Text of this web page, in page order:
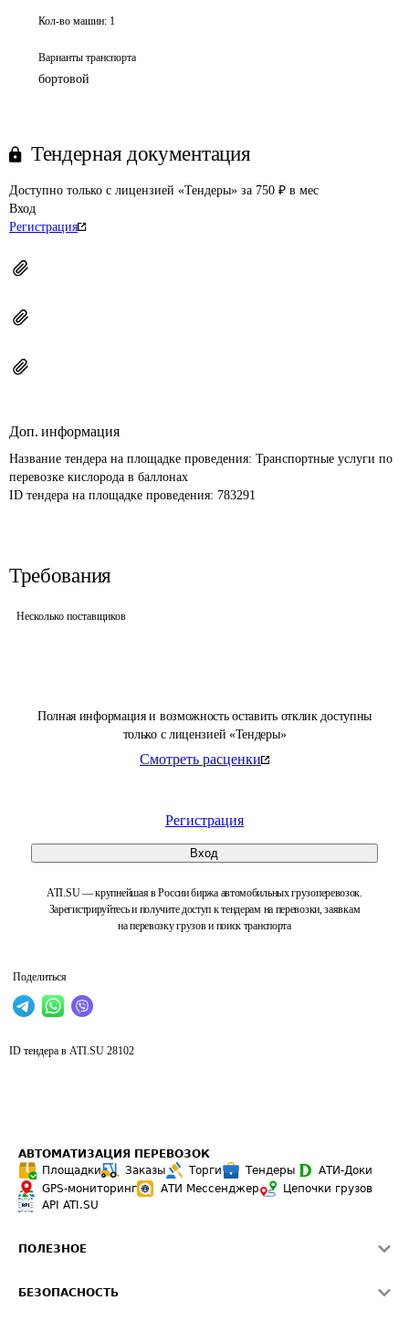
Полная информация и возможность оставить отклик доступны
только с лицензией «Тендеры»
Смотреть расценки
Регистрация
Вход
ATI.SU — крупнейшая в России биржа автомобильных грузоперевозок.
Зарегистрируйтесь и получите доступ к тендерам на перевозки, заявкам
на перевозку грузов и поиск транспорта
Поделиться
Кол-во машин: 1
Варианты транспорта
бортовой
Тендерная документация
Доступно только с лицензией «Тендеры» за 750 ₽ в мес
Вход
Регистрация
Доп. информация
Название тендера на площадке проведения: Транспортные услуги по
перевозке кислорода в баллонах
ID тендера на площадке проведения: 783291
Требования
Несколько поставщиков
ID тендера в ATI.SU 28102
АВТОМАТИЗАЦИЯ ПЕРЕВОЗОК
Площадки
Заказы Торги Тендеры
АТИ-Доки
GPS-мониторинг
АТИ Мессенджер
Цепочки грузов
API ATI.SU
ПОЛЕЗНОЕ
БЕЗОПАСНОСТЬ